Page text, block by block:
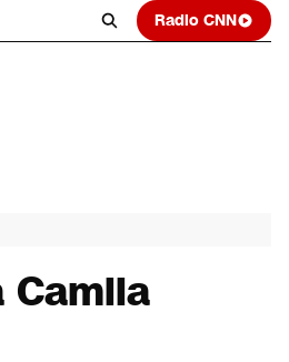
Radio CNN
Camila